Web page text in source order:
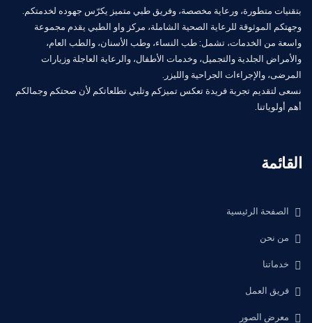
بتقنيات متطورة، ورعاية مخصصة، وفريق طبي متميز يكرّس جهوده لخدمتكم.
وجهتكم الموثوقة للرعاية الصحية الشاملة، مركز واو الطبي يقدم مجموعة
واسعة من الخدمات، تشمل: طب النساء، وطب الأسنان، والطب العام،
والأمراض الجلدية والتجميل، وخدمات الأطفال، والرعاية العاجلة وزيارات
المرضى، والإجراءات الجراحية والليزر.
نسعى لتقديم تجربة فريدة تعكس تميزكم وتلبي تطلعاتكم لأن صحتكم وجمالكم
أهم أولوياتنا.
القائمة
الصفحة الرئيسية
من نحن
خدماتنا
فريق العمل
معرض الصور